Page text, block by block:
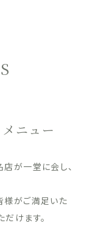
ニュー
が一堂に会し、
様がご満足いた
けます。